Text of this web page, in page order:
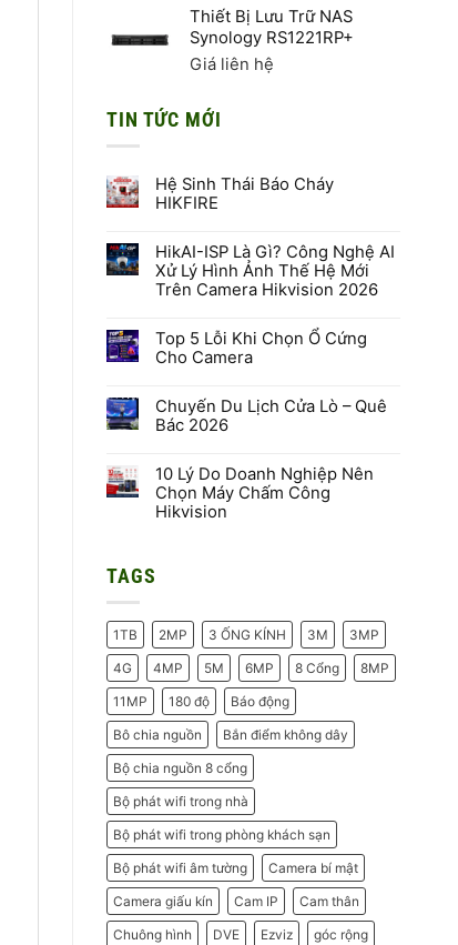
Thiết Bị Lưu Trữ NAS
Synology RS1221RP+
Giá liên hệ
TIN TỨC MỚI
Hệ Sinh Thái Báo Cháy
HIKFIRE
bình
luận
ở
Hệ
Báo
Cháy
HIKFIRE
HikAI-ISP Là Gì? Công Nghệ AI
Xử Lý Hình Ảnh Thế Hệ Mới
Trên Camera Hikvision 2026
bình
luận
ở
Là
Gì?
Công
Xử
Lý
Hình
Ảnh
Camera
Top 5 Lỗi Khi Chọn Ổ Cứng
Cho Camera
bình
luận
ở
Lỗi
Khi
Chọn
Ổ
Chuyến Du Lịch Cửa Lò – Quê
Bác 2026
bình
luận
ở
Chuyến
–
2026
10 Lý Do Doanh Nghiệp Nên
Chọn Máy Chấm Công
Hikvision
ở
Do
Doanh
Nghiệp
Nên
Chọn
Máy
Chấm
Công
Hikvision
TAGS
1TB 2MP 3 ỐNG KÍNH 3M
3MP
4G
4MP 5M 6MP 8 Cổng
8MP
11MP
180 độ
Báo động
Bô chia nguồn
Bắn điểm không dây
Bộ chia nguồn 8 cổng
Bộ phát wifi trong nhà
Bộ phát wifi trong phòng khách sạn
Bộ phát wifi âm tường
Camera bí mật
Camera giấu kín
Cam IP
Cam thân
Chuông hình
DVE Ezviz
góc rộng